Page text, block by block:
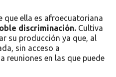
que ella es afroecuatoriana
discriminación. Cultiva
su producción ya que, al
sin acceso a
reuniones en las que puede